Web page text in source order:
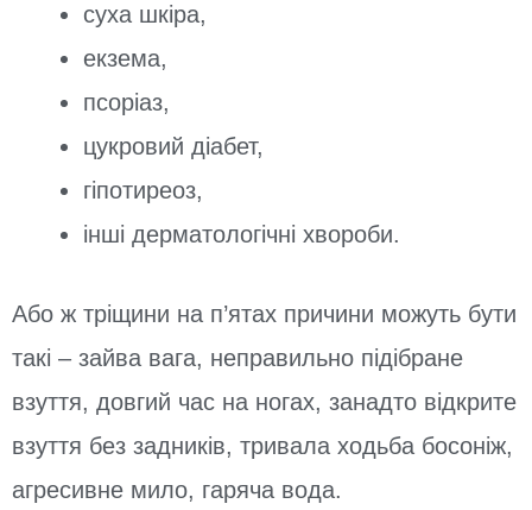
суха шкіра,
екзема,
псоріаз,
цукровий діабет,
гіпотиреоз,
інші дерматологічні хвороби.
Або ж тріщини на п’ятах причини можуть бути
такі – зайва вага, неправильно підібране
взуття, довгий час на ногах, занадто відкрите
взуття без задників, тривала ходьба босоніж,
агресивне мило, гаряча вода.